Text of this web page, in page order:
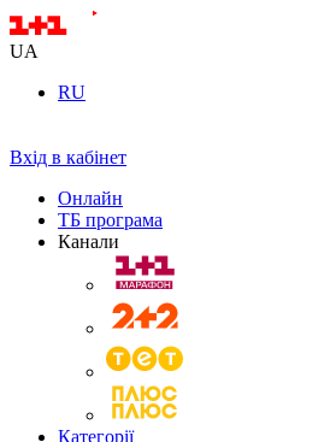
UA
RU
Вхід в кабінет
Онлайн
ТБ програма
Канали
Категорії